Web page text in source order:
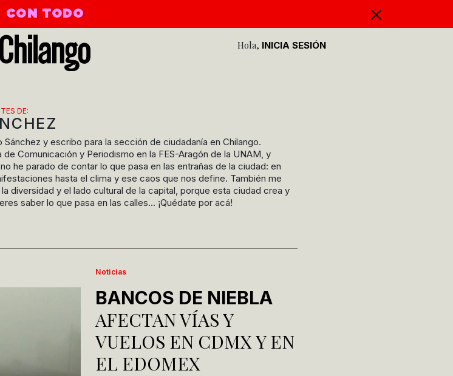
CON TODO
Hola, INICIA SESIÓN
DE:
Sánchez y escribo para la sección de ciudadanía en Chilango.
de Comunicación y Periodismo en la FES-Aragón de la UNAM, y
he parado de contar lo que pasa en las entrañas de la ciudad: en
hasta el clima y ese caos que nos define. También me
diversidad y el lado cultural de la capital, porque esta ciudad crea y
saber lo que pasa en las calles... ¡Quédate por acá!
Noticias
BANCOS DE NIEBLA
AFECTAN VÍAS Y
VUELOS EN CDMX Y EN
EL EDOMEX